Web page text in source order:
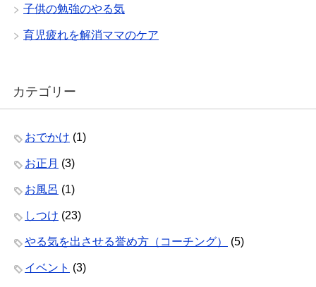
子供の勉強のやる気
育児疲れを解消ママのケア
カテゴリー
おでかけ (1)
お正月 (3)
お風呂 (1)
しつけ (23)
やる気を出させる誉め方（コーチング） (5)
イベント (3)